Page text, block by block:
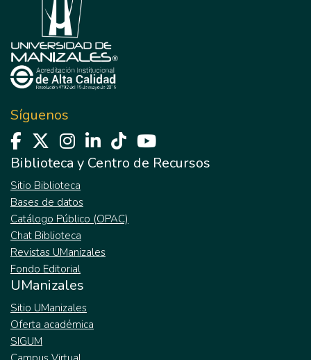
Síguenos
Biblioteca y Centro de Recursos
Sitio Biblioteca
Bases de datos
Catálogo Público (OPAC)
Chat Biblioteca
Revistas UManizales
Fondo Editorial
UManizales
Sitio UManizales
Oferta académica
SIGUM